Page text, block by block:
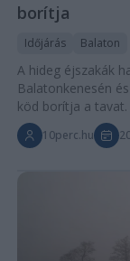
borítja
Időjárás Balaton
A hideg éjszakák
Balatonkenesén
köd borítja a tavat.
10perc.hu